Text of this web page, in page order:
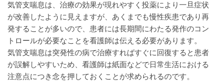
気管支喘息は、治療の効果が現れやすく投薬により一旦症状
が改善したように見えますが、あくまでも慢性疾患であり再
発することが多いので、患者には長期間にわたる発作のコン
トロールが必要なことを看護師は伝える必要があります。
気管支喘息は突発性の病で治療すればすぐに回復すると患者
が誤解しやすいため、看護師は紙面などで日常生活における
注意点につき念を押しておくことが求められるのです。